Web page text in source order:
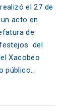
el 27 de
acto en
de
del
Xacobeo
público..